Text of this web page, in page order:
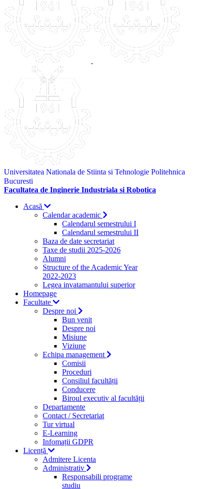
Universitatea Nationala de Stiinta si Tehnologie Politehnica
Bucuresti
Facultatea de Inginerie Industriala si Robotica
Acasă
Calendar academic
Calendarul semestrului I
Calendarul semestrului II
Baza de date secretariat
Taxe de studii 2025-2026
Alumni
Structure of the Academic Year
2022-2023
Legea invatamantului superior
Homepage
Facultate
Despre noi
Bun venit
Despre noi
Misiune
Viziune
Echipa management
Comisii
Proceduri
Consiliul facultății
Conducere
Biroul executiv al facultății
Departamente
Contact / Secretariat
Tur virtual
E-Learning
Infomații GDPR
Licență
Admitere Licenta
Administrativ
Responsabili programe
studiu